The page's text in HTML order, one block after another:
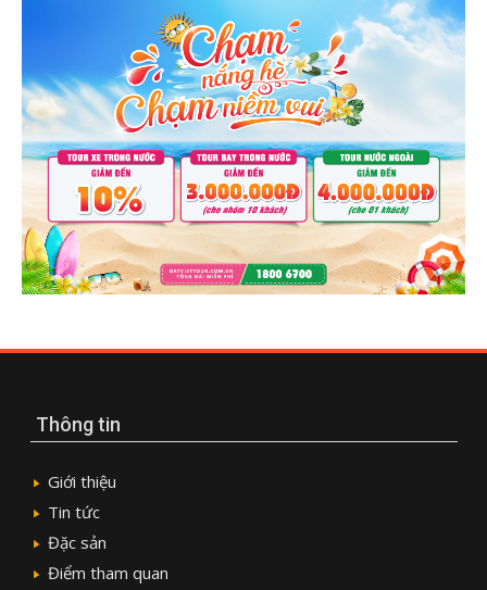
Thông tin
Giới thiệu
Tin tức
Đặc sản
Điểm tham quan